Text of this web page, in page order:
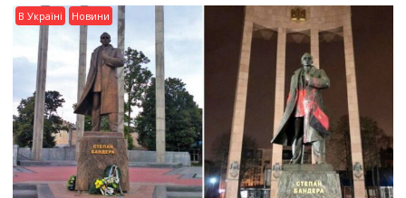
В Україні Новини